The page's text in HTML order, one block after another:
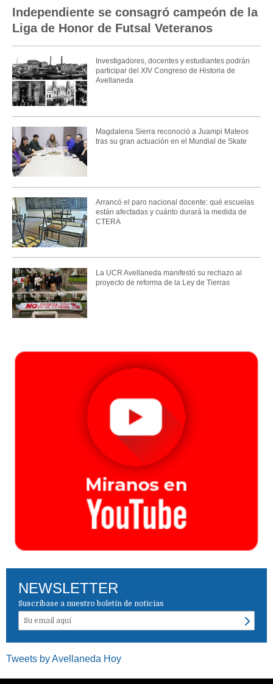
Independiente se consagró campeón de la
Liga de Honor de Futsal Veteranos
Investigadores, docentes y estudiantes podrán
participar del XIV Congreso de Historia de
Avellaneda
Magdalena Sierra reconoció a Juampi Mateos
tras su gran actuación en el Mundial de Skate
Arrancó el paro nacional docente: qué escuelas
están afectadas y cuánto durará la medida de
CTERA
La UCR Avellaneda manifestó su rechazo al
proyecto de reforma de la Ley de Tierras
NEWSLETTER
Suscríbase a nuestro boletín de noticias
Tweets by Avellaneda Hoy